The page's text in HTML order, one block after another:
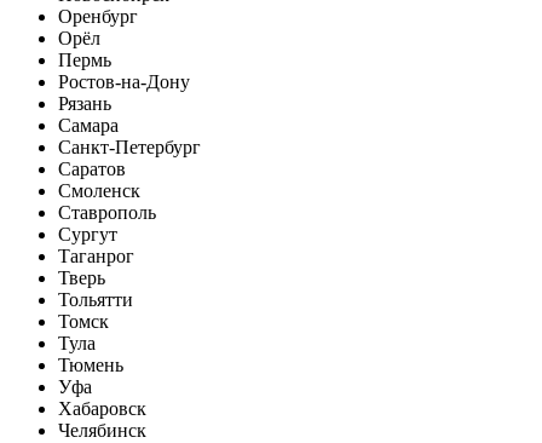
Оренбург
Орёл
Пермь
Ростов-на-Дону
Рязань
Самара
Санкт-Петербург
Саратов
Смоленск
Ставрополь
Сургут
Таганрог
Тверь
Тольятти
Томск
Тула
Тюмень
Уфа
Хабаровск
Челябинск